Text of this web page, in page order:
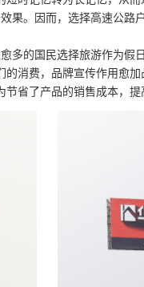
果。因而，选择高速公路
多的国民选择旅游作为假
消费，品牌宣传作用愈
省了产品的销售成本，提